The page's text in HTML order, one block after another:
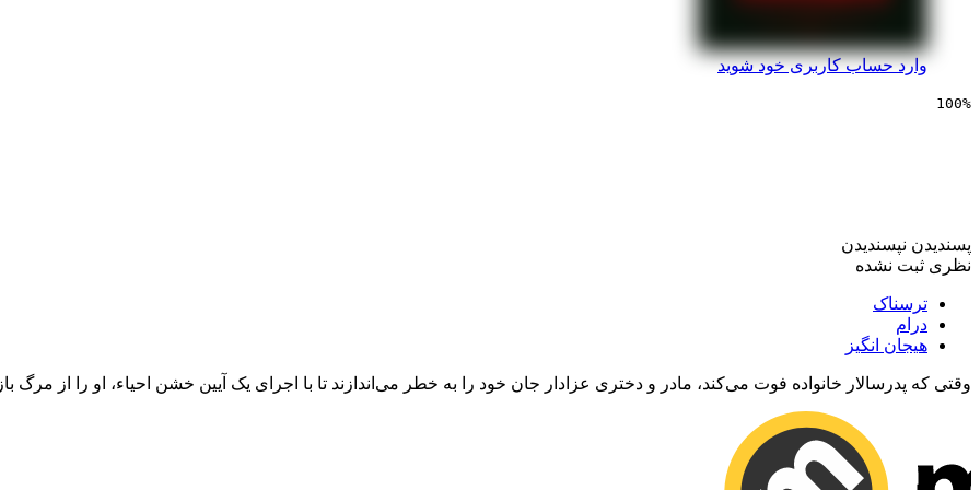
وارد حساب کاربری خود شوید
100%
پسندیدن نپسندیدن
نظری ثبت نشده
ترسناک
درام
هیجان انگیز
وقتی که پدرسالار خانواده فوت می‌کند، مادر و دختری عزادار جان خود را به خطر می‌اندازند تا با اجرای یک آیین خشن احیاء، او را از مرگ